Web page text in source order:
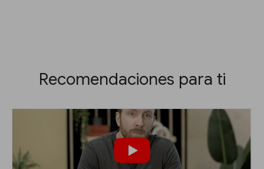
Recomendaciones para ti